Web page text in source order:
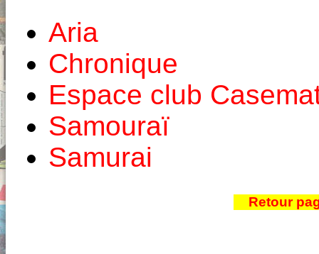
Aria
Chronique
Espace club
Samouraï
Samurai
Retour